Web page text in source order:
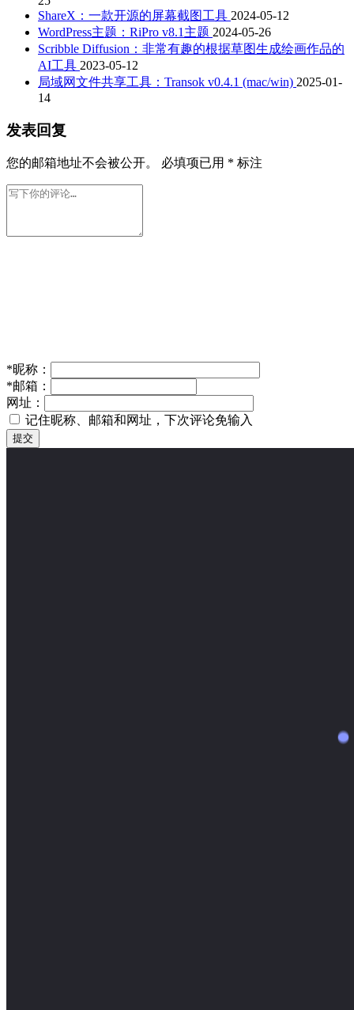
ShareX：一款开源的屏幕截图工具 2024-05-12
WordPress主题：RiPro v8.1主题 2024-05-26
Scribble Diffusion：非常有趣的根据草图生成绘画作品的
AI工具 2023-05-12
局域网文件共享工具：Transok v0.4.1 (mac/win) 2025-01-
14
发表回复
您的邮箱地址不会被公开。 必填项已用 * 标注
*昵称：
*邮箱：
网址：
记住昵称、邮箱和网址，下次评论免输入
提交